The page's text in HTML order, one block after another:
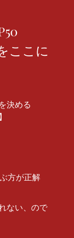
ここに
決める
方が正解
ない、ので